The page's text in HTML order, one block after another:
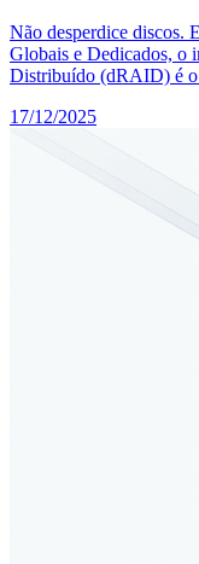
Não desperdice discos.
Globais e Dedicados, o
Distribuído (dRAID) é o
17/12/2025